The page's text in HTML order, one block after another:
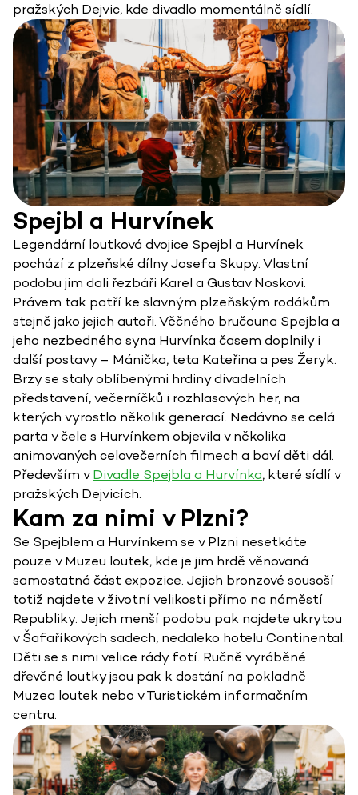
pražských Dejvic, kde divadlo momentálně sídlí.
Spejbl a Hurvínek
Legendární loutková dvojice Spejbl a Hurvínek
pochází z plzeňské dílny Josefa Skupy. Vlastní
podobu jim dali řezbáři Karel a Gustav Noskovi.
Právem tak patří ke slavným plzeňským rodákům
stejně jako jejich autoři. Věčného bručouna Spejbla a
jeho nezbedného syna Hurvínka časem doplnily i
další postavy – Mánička, teta Kateřina a pes Žeryk.
Brzy se staly oblíbenými hrdiny divadelních
představení, večerníčků i rozhlasových her, na
kterých vyrostlo několik generací. Nedávno se celá
parta v čele s Hurvínkem objevila v několika
animovaných celovečerních filmech a baví děti dál.
Především vDivadle Spejbla a Hurvínka, které sídlí v
pražských Dejvicích.
Kam za nimi v Plzni?
Se Spejblem a Hurvínkem se v Plzni nesetkáte
pouze v Muzeu loutek, kde je jim hrdě věnovaná
samostatná část expozice. Jejich bronzové sousoší
totiž najdete v životní velikosti přímo na náměstí
Republiky. Jejich menší podobu pak najdete ukrytou
v Šafaříkových sadech, nedaleko hotelu Continental.
Děti se s nimi velice rády fotí. Ručně vyráběné
dřevěné loutky jsou pak k dostání na pokladně
Muzea loutek nebo v Turistickém informačním
centru.